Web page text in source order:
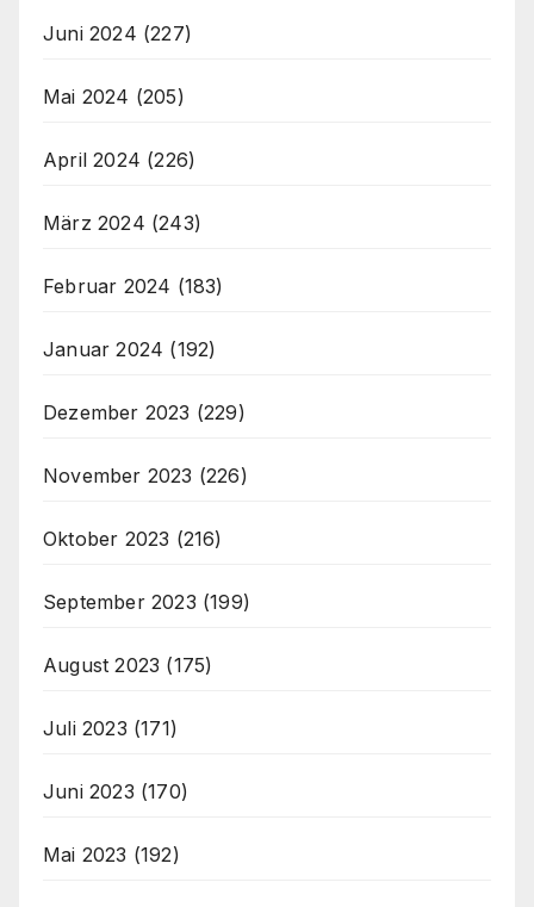
Juni 2024 (227)
Mai 2024 (205)
April 2024 (226)
März 2024 (243)
Februar 2024 (183)
Januar 2024 (192)
Dezember 2023 (229)
November 2023 (226)
Oktober 2023 (216)
September 2023 (199)
August 2023 (175)
Juli 2023 (171)
Juni 2023 (170)
Mai 2023 (192)